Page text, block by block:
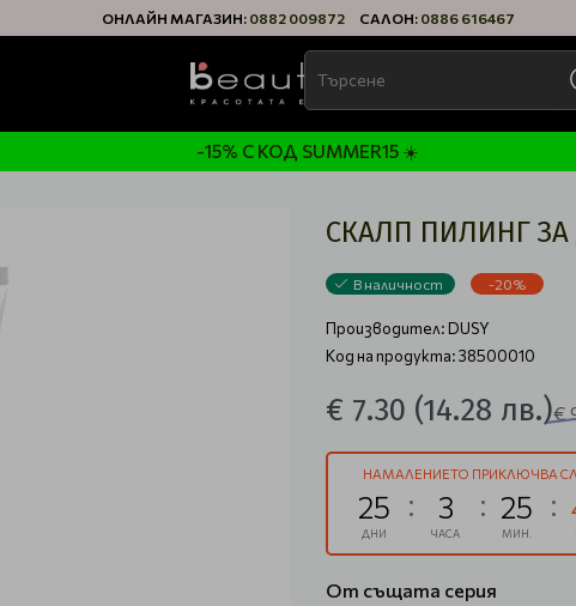
ОНЛАЙН МАГАЗИН: 0882 009872 САЛОН: 0886 616467
-15% С КОД SUMMER15 ☀️
СКАЛП ПИЛИНГ ЗА
В наличност -20%
Производител:DUSY
Код на продукта: 38500010
€ 7.30 (14.28 лв.)€
НАМАЛЕНИЕТО ПРИКЛЮЧВА
25
ДНИ
3
ЧАСА
25
МИН.
От същата серия